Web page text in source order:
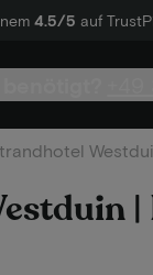
4.5/5 auf
|